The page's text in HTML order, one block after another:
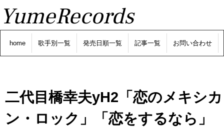
YumeRecords
home 歌手別一覧 発売日順一覧 記事一覧 お問い合わせ
二代目橋幸夫yH2「恋のメキシカ
ン・ロック」「恋をするなら」